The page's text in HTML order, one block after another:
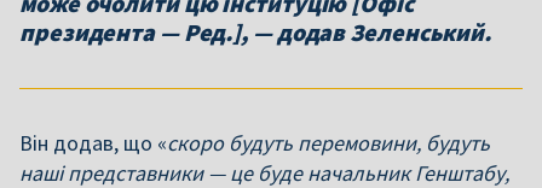
президента — Ред.], — додав Зеленський.
Він додав, що «скоро будуть перемовини, будуть
наші представники — це буде начальник Генштабу,